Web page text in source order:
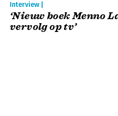
Interview |
‘Nieuw boek Menno
vervolg op tv’